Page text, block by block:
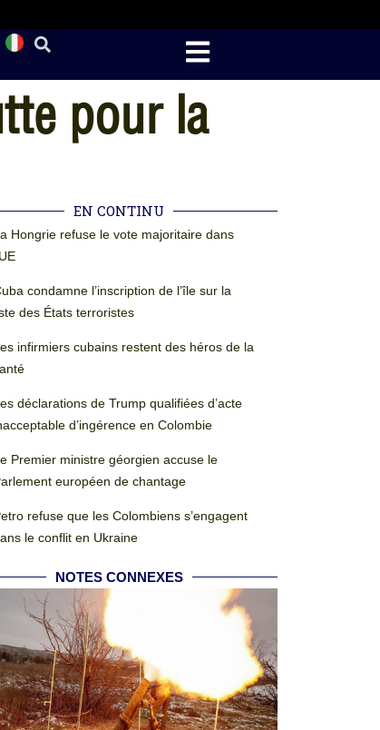
pour la
EN CONTINU
Hongrie refuse le vote majoritaire dans
condamne l’inscription de l’île sur la
des États terroristes
infirmiers cubains restent des héros de la
déclarations de Trump qualifiées d’acte
d’ingérence en Colombie
Premier ministre géorgien accuse le
européen de chantage
refuse que les Colombiens s’engagent
le conflit en Ukraine
NOTES CONNEXES